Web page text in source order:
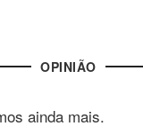
OPINIÃO
ainda mais.